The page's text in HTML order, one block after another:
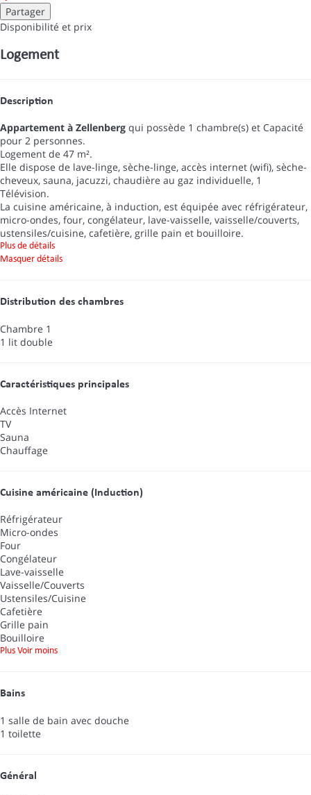
Partager
Disponibilité et prix
Logement
Description
Appartement à Zellenberg qui possède 1 chambre(s) et Capacité
pour 2 personnes.
Logement de 47 m².
Elle dispose de lave-linge, sèche-linge, accès internet (wifi), sèche-
cheveux, sauna, jacuzzi, chaudière au gaz individuelle, 1
Télévision.
La cuisine américaine, à induction, est équipée avec réfrigérateur,
micro-ondes, four, congélateur, lave-vaisselle, vaisselle/couverts,
ustensiles/cuisine, cafetière, grille pain et bouilloire.
Plus de détails
Masquer détails
Distribution des chambres
Chambre 1
1 lit double
Caractéristiques principales
Accès Internet
TV
Sauna
Chauffage
Cuisine américaine (Induction)
Réfrigérateur
Micro-ondes
Four
Congélateur
Lave-vaisselle
Vaisselle/Couverts
Ustensiles/Cuisine
Cafetière
Grille pain
Bouilloire
Plus Voir moins
Bains
1 salle de bain avec douche
1 toilette
Général